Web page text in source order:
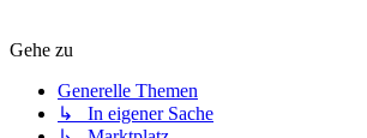
Gehe zu
Generelle Themen
↳ In eigener Sache